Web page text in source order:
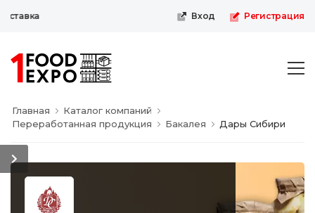
Вход Регистрация
Главная
Каталог компаний
Переработанная продукция
Бакалея Дары Сибири